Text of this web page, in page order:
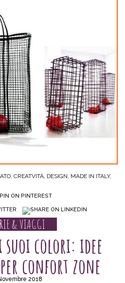
, CREATVITÀ, DESIGN, MADE IN ITALY,
& VIAGGI
suoi colori: idee
confort zone
2018